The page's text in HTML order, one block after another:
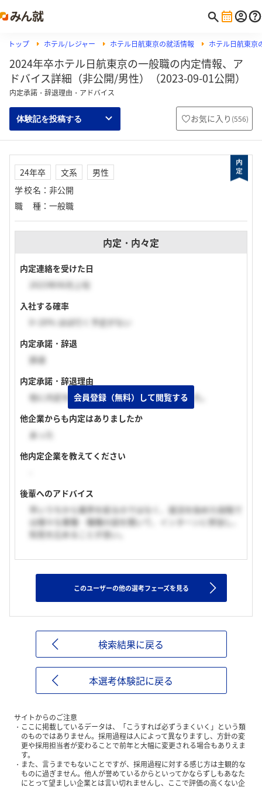
トップ ホテル/レジャー ホテル日航東京の就活情報 ホテル日航東京
2024年卒ホテル日航東京の一般職の内定情報、ア
ドバイス詳細（非公開/男性）（2023-09-01公開）
内定承諾・辞退理由・アドバイス
体験記を投稿する お気に入り (556)
24年卒 文系
男性
学校名 ： 非公開
職種 ： 一般職
内定・内々定
内定連絡を受けた日
2023年06月上旬
入社する確率
0~20% ほぼ行く予定がない
内定承諾・辞退
辞退
内定承諾・辞退理由
他に内定を貰った企業と吟味した結果辞退した。
他企業からも内定はありましたか
あった
他内定企業を教えてください
後輩へのアドバイス
早いうちから業界を絞るのではなく、就活を始めた段階で
は様々な業種・職種の話を聞いて、インターンに参加し、
知見を広めることが良い。
会員登録（無料）して閲覧する
このユーザーの他の選考フェーズを見る
検索結果に戻る
本選考体験記に戻る
サイトからのご注意
ここに掲載しているデータは、「こうすれば必ずうまくいく」という類
のものではありません。採用過程は人によって異なりますし、方針の変
更や採用担当者が変わることで前年と大幅に変更される場合もありえま
す。
また、言うまでもないことですが、採用過程に対する感じ方は主観的な
ものに過ぎません。他人が誉めているからといってかならずしもあなた
にとって望ましい企業とは言い切れませんし、ここで評価の高くない企